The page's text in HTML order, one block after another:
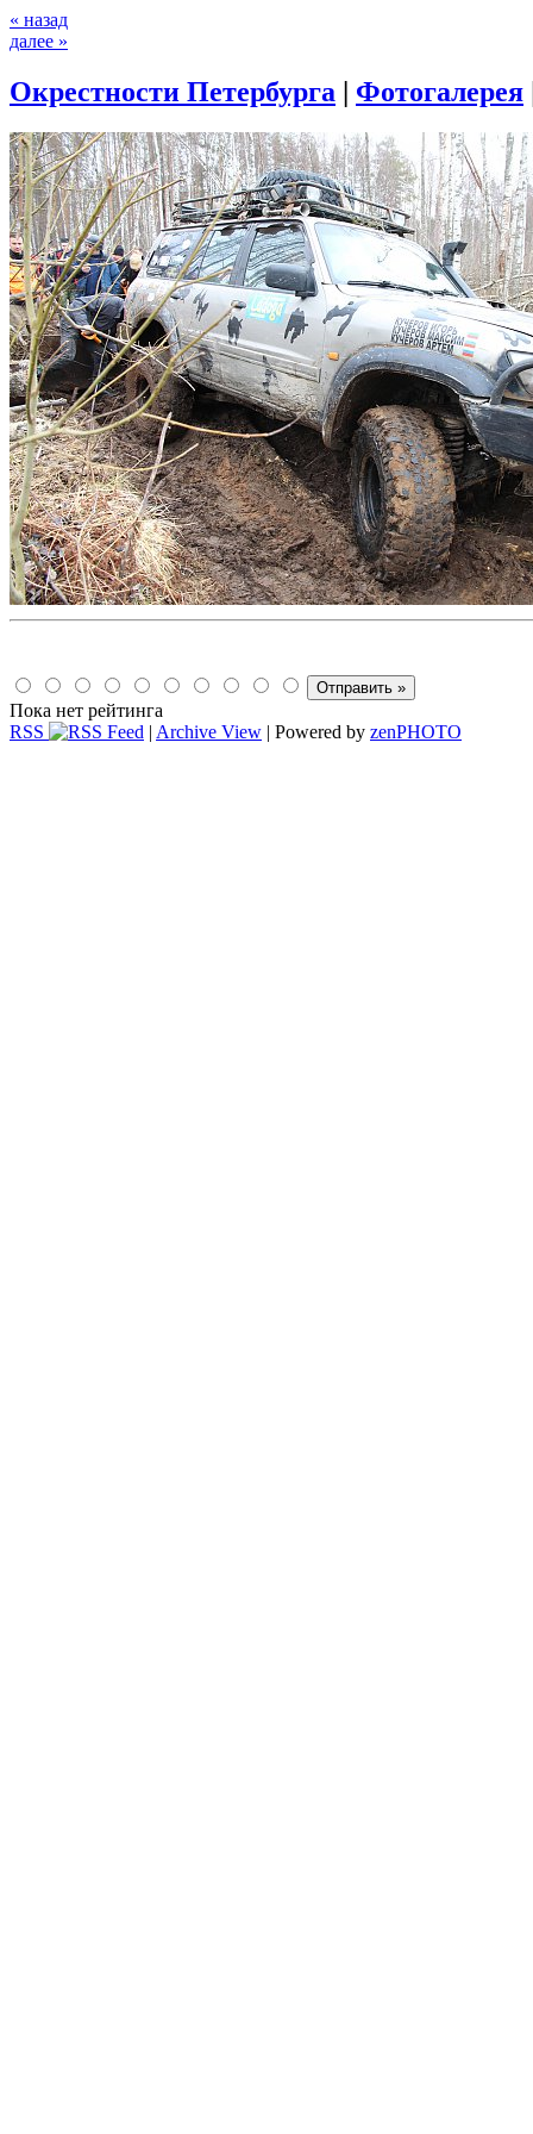
« назад
далее »
Окрестности Петербурга | Фотогалерея
Пока нет рейтинга
RSS
| Archive View | Powered by zenPHOTO